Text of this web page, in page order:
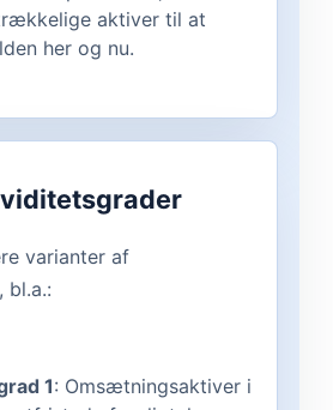
aktiver til at
her og nu.
varianter af
bl.a.:
1: Omsætningsaktiver i